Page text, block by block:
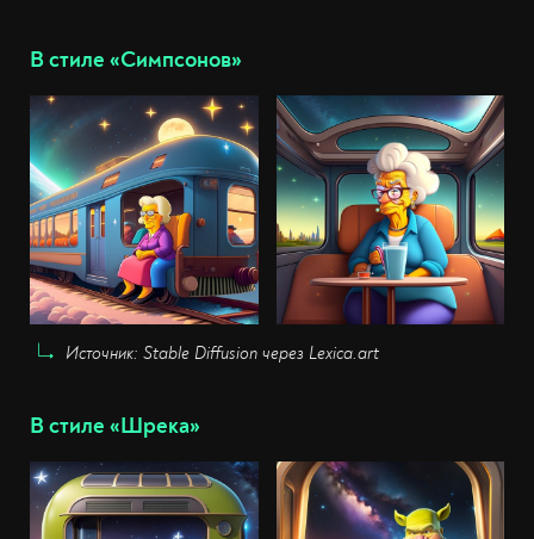
В стиле «Симпсонов»
Источник: Stable Diffusion через Lexica.art
В стиле «Шрека»